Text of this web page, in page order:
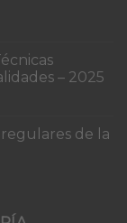
– 2025
de la